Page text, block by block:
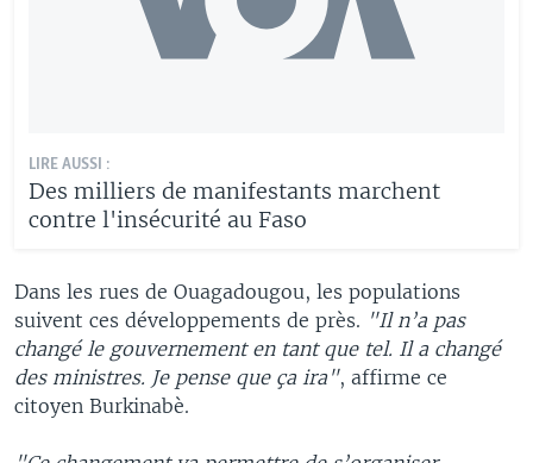
LIRE AUSSI :
Des milliers de manifestants marchent
contre l'insécurité au Faso
Dans les rues de Ouagadougou, les populations
suivent ces développements de près. "Il n’a pas
changé le gouvernement en tant que tel. Il a changé
des ministres. Je pense que ça ira", affirme ce
citoyen Burkinabè.